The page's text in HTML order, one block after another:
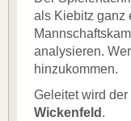
als Kiebitz ganz
analysieren.
hinzukommen.
Geleitet wird
Wickenfeld .